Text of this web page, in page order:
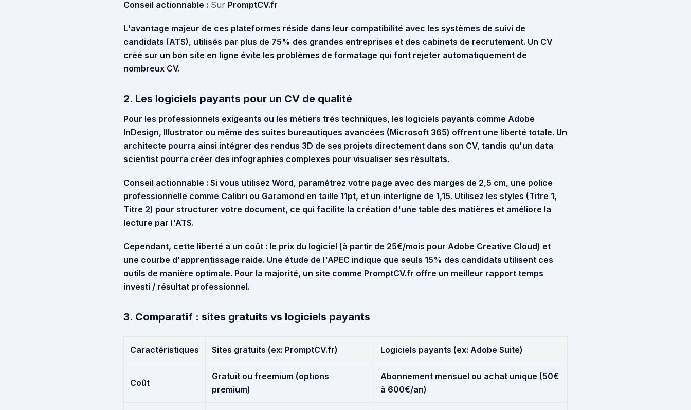
Conseil actionnable : Sur PromptCV.fr
L'avantage majeur de ces plateformes réside dans leur compatibilité avec les systèmes de suivi de
candidats (ATS), utilisés par plus de 75% des grandes entreprises et des cabinets de recrutement. Un CV
créé sur un bon site en ligne évite les problèmes de formatage qui font rejeter automatiquement de
nombreux CV.
2. Les logiciels payants pour un CV de qualité
Pour les professionnels exigeants ou les métiers très techniques, les logiciels payants comme Adobe
InDesign, Illustrator ou même des suites bureautiques avancées (Microsoft 365) offrent une liberté totale. Un
architecte pourra ainsi intégrer des rendus 3D de ses projets directement dans son CV, tandis qu'un data
scientist pourra créer des infographies complexes pour visualiser ses résultats.
Conseil actionnable : Si vous utilisez Word, paramétrez votre page avec des marges de 2,5 cm, une police
professionnelle comme Calibri ou Garamond en taille 11pt, et un interligne de 1,15. Utilisez les styles (Titre 1,
Titre 2) pour structurer votre document, ce qui facilite la création d'une table des matières et améliore la
lecture par l'ATS.
Cependant, cette liberté a un coût : le prix du logiciel (à partir de 25€/mois pour Adobe Creative Cloud) et
une courbe d'apprentissage raide. Une étude de l'APEC indique que seuls 15% des candidats utilisent ces
outils de manière optimale. Pour la majorité, un site comme PromptCV.fr offre un meilleur rapport temps
investi / résultat professionnel.
3. Comparatif : sites gratuits vs logiciels payants
Caractéristiques Sites gratuits (ex: PromptCV.fr) Logiciels payants (ex: Adobe Suite)
Coût
Gratuit ou freemium (options
premium)
Abonnement mensuel ou achat unique (50€
à 600€/an)